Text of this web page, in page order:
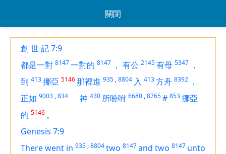
關閉
創 世 記 7:9
都是一對 8147一對的 8147 ， 有公 2145有母 5347 ，
到 413挪亞 5146那裡進 935 ,8804 入 413方舟 8392 ，
正如 9003 ,834 神 430 所吩咐 6680 ,8765# 853挪亞
的 5146 。
Genesis 7:9
There went in 935 ,8804two 8147and two 8147 unto